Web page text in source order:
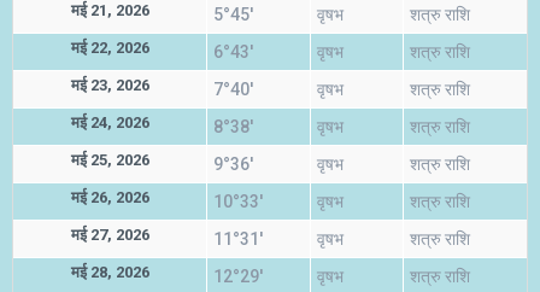
मई 21, 2026 5°45' वृषभ शत्रु राशि
मई 22, 2026 6°43' वृषभ शत्रु राशि
मई 23, 2026 7°40' वृषभ शत्रु राशि
मई 24, 2026 8°38' वृषभ शत्रु राशि
मई 25, 2026 9°36' वृषभ शत्रु राशि
मई 26, 2026 10°33' वृषभ शत्रु राशि
मई 27, 2026 11°31' वृषभ शत्रु राशि
मई 28, 2026 12°29' वृषभ शत्रु राशि